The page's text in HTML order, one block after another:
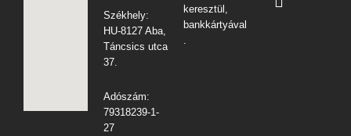
Székhely:
HU-8127 Aba,
Táncsics utca
37.
Adószám:
79318239-1-
27
keresztül,
bankkártyával
.